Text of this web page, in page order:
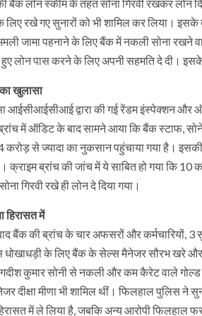
लोन स्कीम के तहत सोना गिरवी रखकर लोन
रखे गए सुनारों को भी शामिल कर लिया।
जामा पहनाने के लिए बैंक में नकली सोना रखने
लोन पास करने के लिए अपनी सहमति दे दी।
खुलासा
आईसीआईसीआई द्वारा की गई रेंडम इंस्पेक्शन
ब्रांच में ऑडिट के बाद सामने आया कि बैंक स्टाफ,
से ज्यादा का नुकसान पहुंचाया गया है।
क्राइम ब्रांच की जांच में ये साबित हो गया कि
गिरवी रखे ही लोन दे दिया गया।
हिरासत में
बैंक की ब्रांच के चार अफसरों और कर्मचारियों,
धोखाधड़ी के लिए बैंक के सेल्स मैनेजर सौरभ खरे
कुमार सोनी से नकली और कम कैरेट वाले
दीक्षा मीणा भी शामिल थीं। फिलहाल पुलिस
में ले लिया है, जबकि अन्य आरोपी फिलहाल